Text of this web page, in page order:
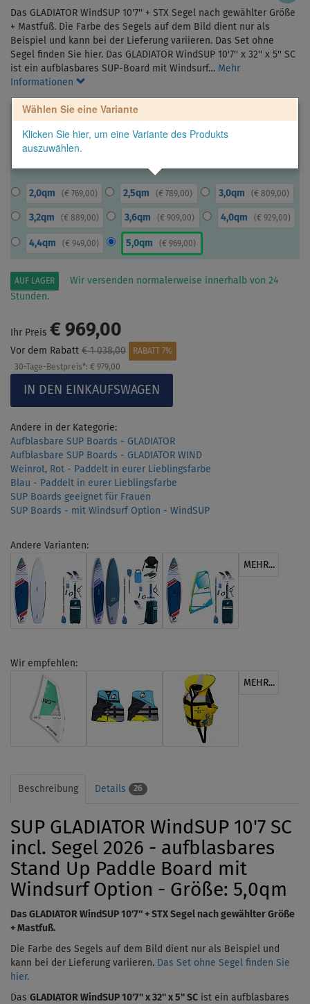
Das GLADIATOR WindSUP 10'7'' + STX Segel nach gewählter Größe
+ Mastfuß. Die Farbe des Segels auf dem Bild dient nur als
Beispiel und kann bei der Lieferung variieren. Das Set ohne
Segel finden Sie hier. Das GLADIATOR WindSUP 10'7'' x 32'' x 5'' SC
ist ein aufblasbares SUP-Board mit Windsurf… Mehr
Informationen
Wählen Sie eine Variante
Klicken Sie hier, um eine Variante des Produkts
auszuwählen.
2,0qm ( € 769,00) 2,5qm (€ 789,00) 3,0qm ( € 809,00)
3,2qm ( € 889,00) 3,6qm (€ 909,00) 4,0qm ( € 929,00)
4,4qm ( € 949,00) 5,0qm (€ 969,00)
AUF LAGER
Wir versenden normalerweise innerhalb von 24
Stunden.
Ihr Preis € 969,00
Vor dem Rabatt € 1 038,00
RABATT 7%
30-Tage-Bestpreis*: € 979,00
Andere in der Kategorie:
Aufblasbare SUP Boards - GLADIATOR
Aufblasbare SUP Boards - GLADIATOR WIND
Weinrot, Rot - Paddelt in eurer Lieblingsfarbe
Blau - Paddelt in eurer Lieblingsfarbe
SUP Boards geeignet für Frauen
SUP Boards - mit Windsurf Option - WindSUP
Andere Varianten:
MEHR...
Wir empfehlen:
MEHR...
Beschreibung Details 26
SUP GLADIATOR WindSUP 10'7 SC
incl. Segel 2026 - aufblasbares
Stand Up Paddle Board mit
Windsurf Option - Größe: 5,0qm
Das GLADIATOR WindSUP 10'7'' + STX Segel nach gewählter Größe
+ Mastfuß.
Die Farbe des Segels auf dem Bild dient nur als Beispiel und
kann bei der Lieferung variieren. Das Set ohne Segel finden Sie
hier.
Das GLADIATOR WindSUP 10'7'' x 32'' x 5'' SC ist ein aufblasbares